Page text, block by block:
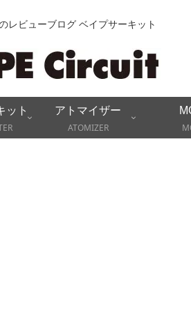
レビューブログ ベイプサーキット
ット
アトマイザー
ATOMIZER